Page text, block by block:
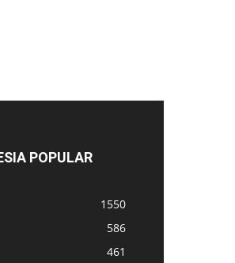
POPULAR
1550
586
461